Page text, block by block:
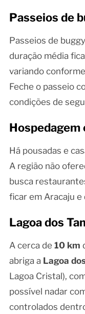
Passeios de
Passeios de
duração média
variando
Feche o passeio
condições de
Hospedagem
Há pousadas e
A região não
busca
ficar em Aracaju e
Lagoa dos
A cerca de 10 km
abriga a Lagoa
Lagoa Cristal),
possível nadar
controlados